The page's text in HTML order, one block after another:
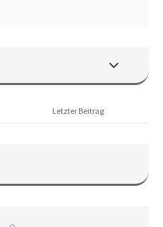
Letzter Beitrag